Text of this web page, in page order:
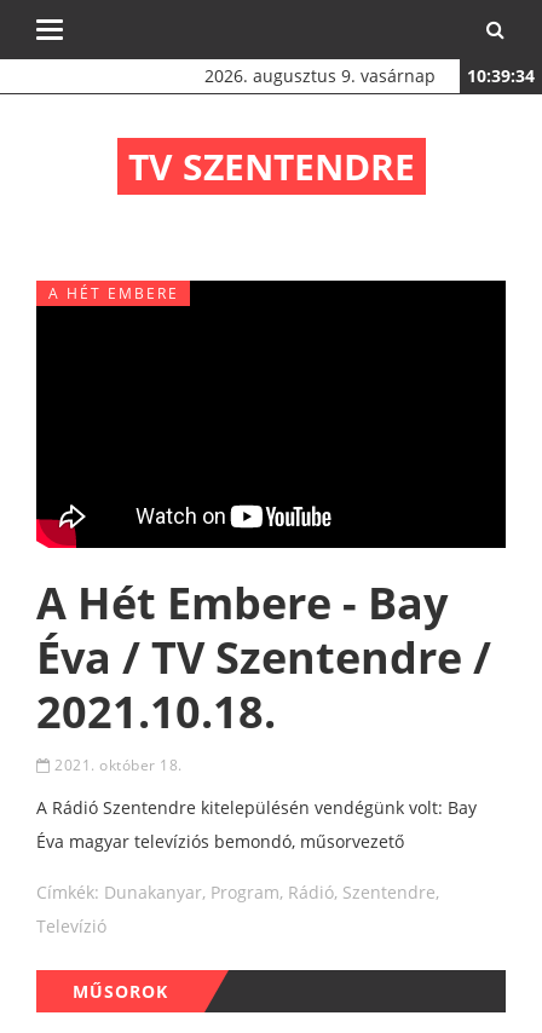
Toggle
2026. augusztus 9. vasárnap 10:39:34
TV SZENTENDRE
A HÉT EMBERE
A Hét Embere - Bay
Éva / TV Szentendre /
2021.10.18.
2021. október 18.
A Rádió Szentendre kitelepülésén vendégünk volt: Bay
Éva magyar televíziós bemondó, műsorvezető
Címkék: Dunakanyar, Program, Rádió, Szentendre,
Televízió
MŰSOROK